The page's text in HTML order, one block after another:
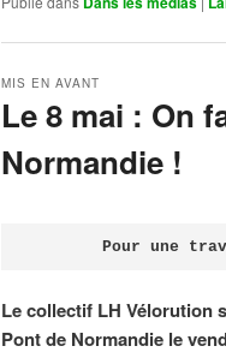
Le 8 mai : On
Normandie !
MIS EN AVANT
Pour une
Le collectif LH Vélorution
Pont de Normandie le